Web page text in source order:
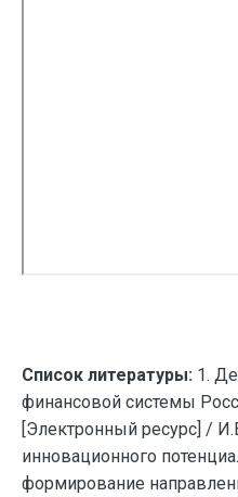
Список литературы: 1.
финансовой системы
[Электронный ресурс] /
инновационного
формирование